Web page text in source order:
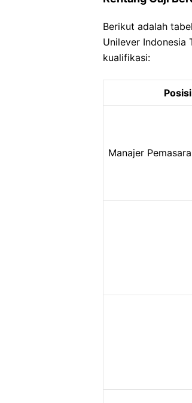
Berikut adalah
Unilever Indonesia
kualifikasi:
Posisi
Manajer